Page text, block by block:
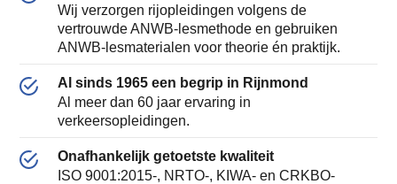
Wij verzorgen rijopleidingen volgens de
vertrouwde ANWB-lesmethode en gebruiken
ANWB-lesmaterialen voor theorie én praktijk.
Al sinds 1965 een begrip in Rijnmond
Al meer dan 60 jaar ervaring in
verkeersopleidingen.
Onafhankelijk getoetste kwaliteit
ISO 9001:2015-, NRTO-, KIWA- en CRKBO-